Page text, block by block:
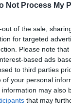
Not Process My
out of the sale,
for targeted
Please note
based ads
to third parties
your personal
may also
that may